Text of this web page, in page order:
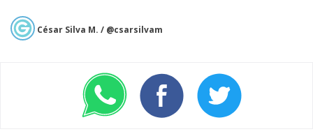
La actualización integra
Pilotdentro del ecosistema
Mind Space
. Esta herramienta
combina modelos avanzados
como Gemini, GPT y Perplexity
César Silva M. / @csarsilvam